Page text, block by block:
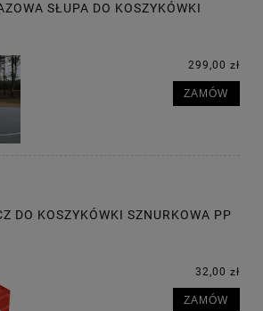
SŁUPA DO KOSZYKÓWKI
299,00 zł
ZAMÓW
DO KOSZYKÓWKI SZNURKOWA PP
32,00 zł
ZAMÓW